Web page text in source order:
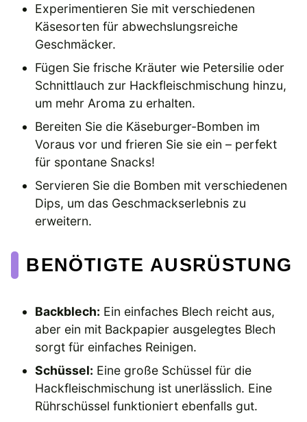
Experimentieren Sie mit verschiedenen
Käsesorten für abwechslungsreiche
Geschmäcker.
Fügen Sie frische Kräuter wie Petersilie oder
Schnittlauch zur Hackfleischmischung hinzu,
um mehr Aroma zu erhalten.
Bereiten Sie die Käseburger-Bomben im
Voraus vor und frieren Sie sie ein – perfekt
für spontane Snacks!
Servieren Sie die Bomben mit verschiedenen
Dips, um das Geschmackserlebnis zu
erweitern.
BENÖTIGTE AUSRÜSTUNG
Backblech: Ein einfaches Blech reicht aus,
aber ein mit Backpapier ausgelegtes Blech
sorgt für einfaches Reinigen.
Schüssel: Eine große Schüssel für die
Hackfleischmischung ist unerlässlich. Eine
Rührschüssel funktioniert ebenfalls gut.